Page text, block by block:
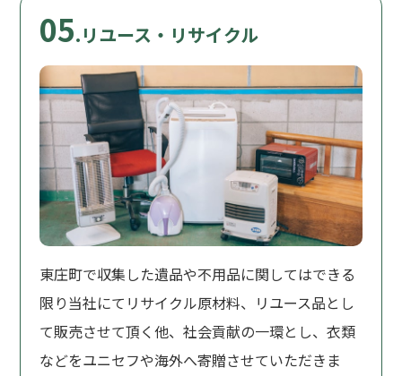
05.リユース・リサイクル
東庄町で収集した遺品や不用品に関してはできる
限り当社にてリサイクル原材料、リユース品とし
て販売させて頂く他、社会貢献の一環とし、衣類
などをユニセフや海外へ寄贈させていただきま